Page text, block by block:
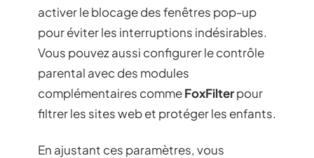
activer le blocage des fenêtres pop-up
pour éviter les interruptions indésirables.
Vous pouvez aussi configurer le contrôle
parental avec des modules
complémentaires commeFoxFilterpour
filtrer les sites web et protéger les enfants.
En ajustant ces paramètres, vous